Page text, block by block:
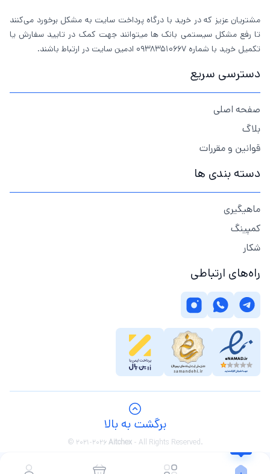
مشتریان عزیز که در خرید با درگاه پرداخت سایت به مشکل برخورد می‌کنند
تا رفع مشکل سیستمی بانک ها میتوانند جهت کمک در تایید سفارش یا
تکمیل خرید با شماره 09383510667 ادمین سایت در ارتباط باشند.
دسترسی سریع
صفحه اصلی
بلاگ
قوانین و مقررات
دسته بندی ها
ماهیگیری
کمپینگ
شکار
راه‌های ارتباطی
برگشت به بالا
© 2021-2026Aitchex - All Rights Reserved.